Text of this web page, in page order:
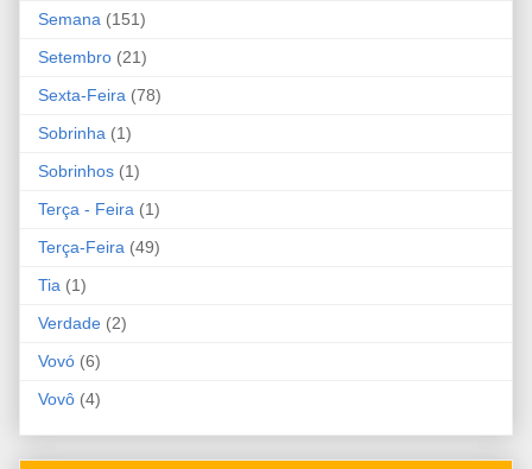
Semana (151)
Setembro (21)
Sexta-Feira (78)
Sobrinha (1)
Sobrinhos (1)
Terça - Feira (1)
Terça-Feira (49)
Tia (1)
Verdade (2)
Vovó (6)
Vovô (4)